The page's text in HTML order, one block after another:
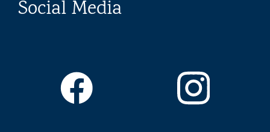
Social Media